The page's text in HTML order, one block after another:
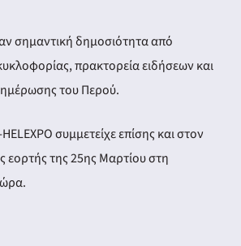
σημαντική δημοσιότητα από
πρακτορεία ειδήσεων και
του Περού.
συμμετείχε επίσης και στον
εορτής της 25ης Μαρτίου στη